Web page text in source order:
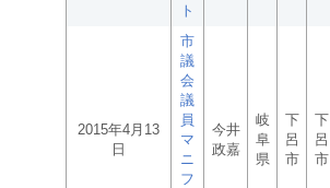
ト
2015年4月13
日
市
議
会
議
員
マ
ニ
フ
今井
政嘉
岐
阜
県
下
呂
市
下
呂
市